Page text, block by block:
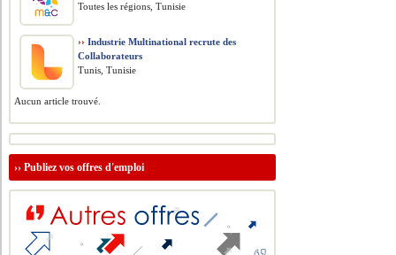
Toutes les régions, Tunisie
›› Industrie Multinational recrute des
Collaborateurs
Tunis, Tunisie
Aucun article trouvé.
››Publiez vos offres d'emploi